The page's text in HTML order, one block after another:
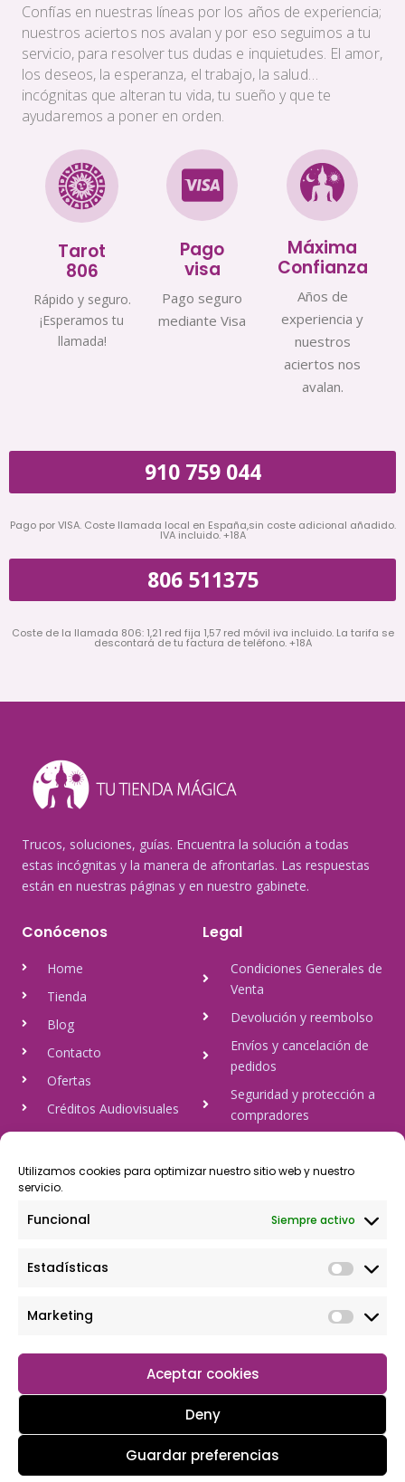
Utilizamos cookies para optimizar nuestro sitio web y nuestro
servicio.
Funcional Siempre activo
Estadísticas
Marketing
Aceptar cookies
Deny
Guardar preferencias
Confías en nuestras líneas por los años de experiencia;
nuestros aciertos nos avalan y por eso seguimos a tu
servicio, para resolver tus dudas e inquietudes. El amor,
los deseos, la esperanza, el trabajo, la salud…
incógnitas que alteran tu vida, tu sueño y que te
ayudaremos a poner en orden.
Tarot
806
Rápido y seguro.
¡Esperamos tu
llamada!
Pago
visa
Pago seguro
mediante Visa
Máxima
Confianza
Años de
experiencia y
nuestros
aciertos nos
avalan.
910 759 044
Pago por VISA. Coste llamada local en España,sin coste adicional añadido.
IVA incluido. +18A
806 511375
Coste de la llamada 806: 1,21 red fija 1,57 red móvil iva incluido. La tarifa se
descontará de tu factura de teléfono. +18A
Trucos, soluciones, guías. Encuentra la solución a todas
estas incógnitas y la manera de afrontarlas. Las respuestas
están en nuestras páginas y en nuestro gabinete.
Conócenos
Home
Tienda
Blog
Contacto
Ofertas
Créditos Audiovisuales
tulineamagica.com
Legal
Condiciones Generales de
Venta
Devolución y reembolso
Envíos y cancelación de
pedidos
Seguridad y protección a
compradores
Política de cookies
Copyright © 2026 Tu tienda magica